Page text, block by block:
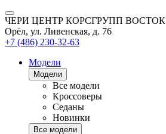
ЧЕРИ ЦЕНТР КОРСГРУПП ВОСТОК
Орёл, ул. Ливенская, д. 76
+7 (486) 230-32-63
Модели
Модели
Все модели
Кроссоверы
Седаны
Новинки
Все модели